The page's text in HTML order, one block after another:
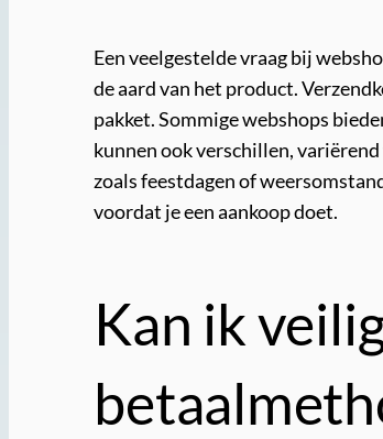
Een veelgestelde vraag bij
de aard van het product.
pakket. Sommige webshops
kunnen ook verschillen,
zoals feestdagen of
voordat je een aankoop doet.
Kan ik